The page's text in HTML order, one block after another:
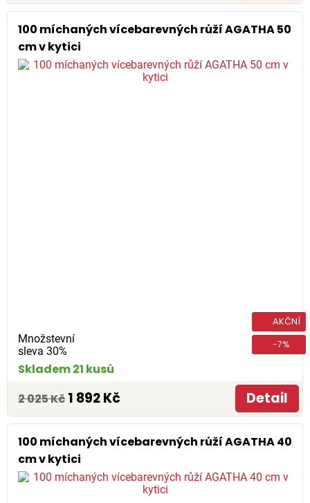
100 míchaných vícebarevných růží AGATHA 50
cm v kytici
Množstevní
sleva 30%
AKČNÍ
-7%
Skladem 21 kusů
2 025 Kč 1 892 Kč Detail
100 míchaných vícebarevných růží AGATHA 40
cm v kytici